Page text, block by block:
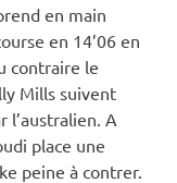
en main
en 14’06 en
contraire le
Mills suivent
A
place une
peine à contrer.